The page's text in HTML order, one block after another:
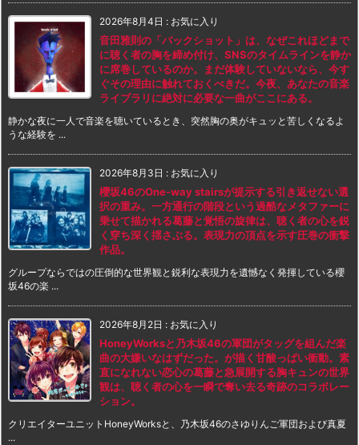
2026年8月4日 : お気に入り
音田雅則の「バックショット」は、なぜこれほどまで
に聴く者の胸を締め付け、SNSのタイムラインを静か
に席巻しているのか。まだ体験していないなら、今す
ぐその理由に触れておくべきだ。今夜、あなたの音楽
ライブラリに絶対に必要な一曲がここにある。
静かな夜に一人で音楽を聴いているとき、突然胸の奥がキュッと苦しくなるよ
うな経験を ...
2026年8月3日 : お気に入り
櫻坂46のOne-way stairsが提示する引き返せない選
択の重み。一方通行の階段という過酷なメタファーに
乗せて描かれる葛藤と覚悟の旋律は、聴く者の心を鋭
く穿ち深く揺さぶる。表現力の頂点を示す圧巻の衝撃
作品。
グループならではの圧倒的な世界観と鋭利な表現力を遺憾なく発揮している櫻
坂46の楽 ...
2026年8月2日 : お気に入り
HoneyWorksと乃木坂46の軍団がタッグを組んだ楽
曲の大嫌いなはずだった。が描く甘酸っぱい衝動。素
直になれない恋心の葛藤と急展開する胸キュンの世界
観は、聴く者の心を一瞬で奪い去る奇跡のコラボレー
ション。
クリエイターユニットHoneyWorksと、乃木坂46のさゆりんご軍団および真夏
...